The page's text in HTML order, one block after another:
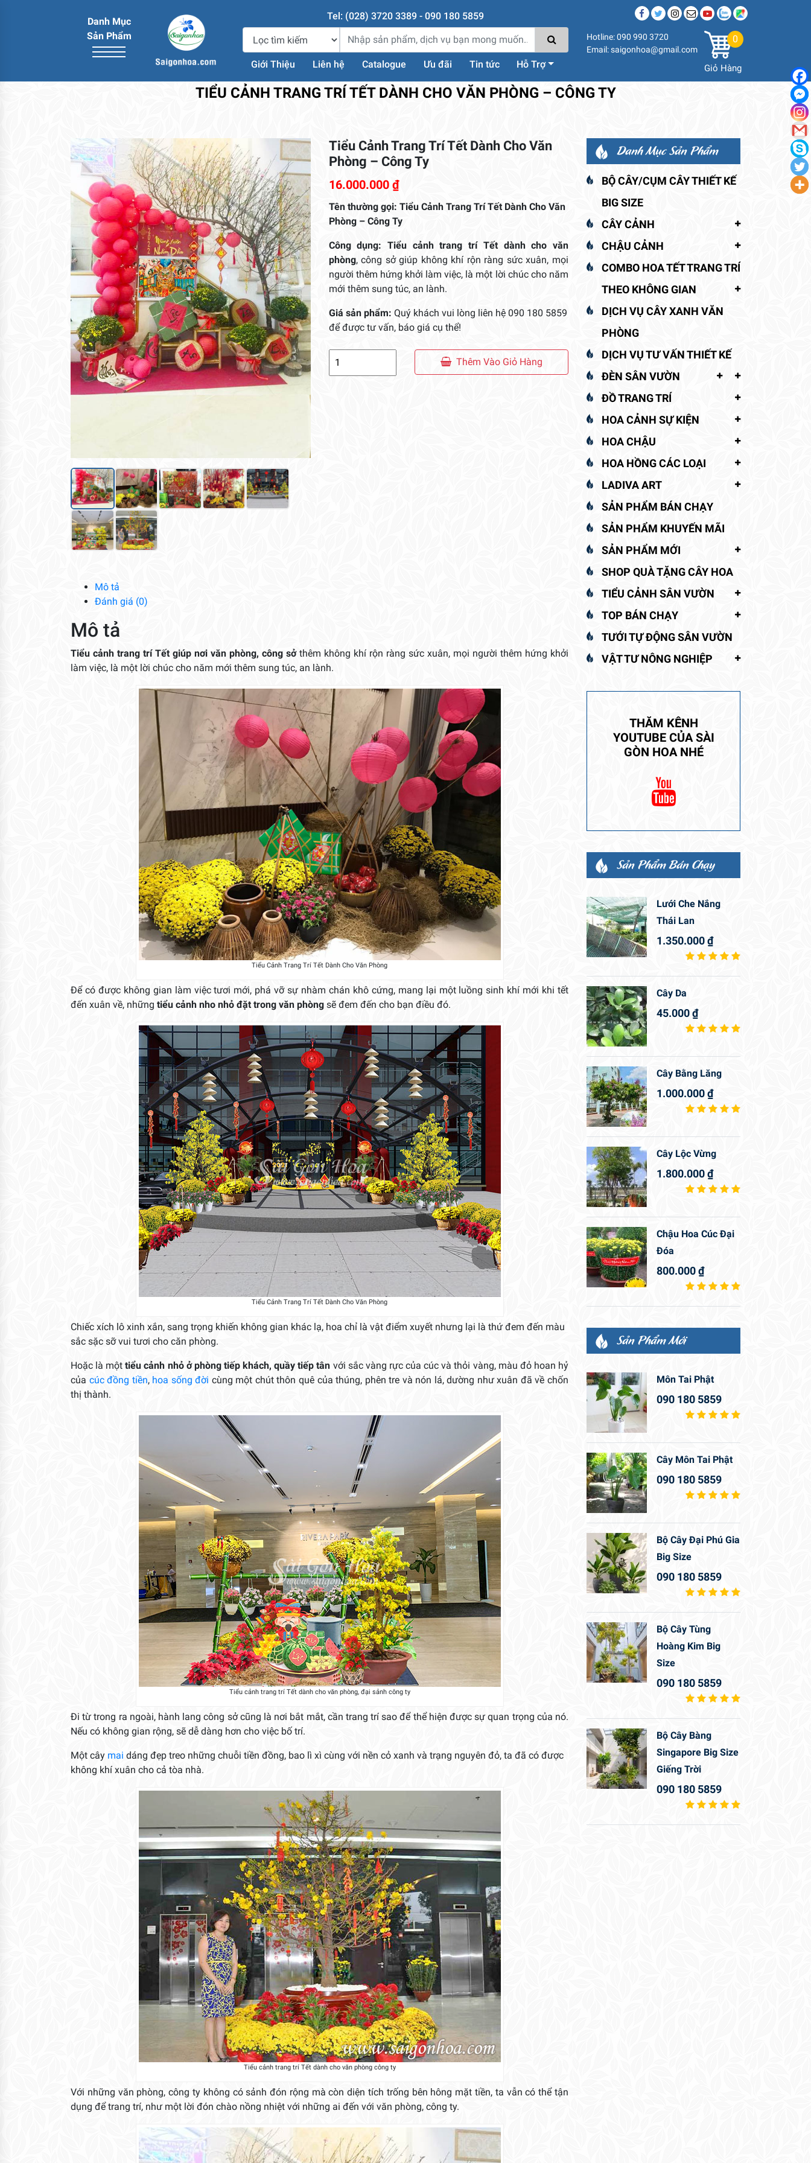
Danh Mục
Sản Phẩm
Tel: (028) 3720 3389 - 090 180 5859
Giới Thiệu Liên hệ Catalogue Ưu đãi Tin tức Hỗ Trợ
Hotline: 090 990 3720
Email: saigonhoa@gmail.com
0
Giỏ Hàng
TIỂU CẢNH TRANG TRÍ TẾT DÀNH CHO VĂN PHÒNG – CÔNG TY
Tiểu Cảnh Trang Trí Tết Dành Cho Văn
Phòng – Công Ty
16.000.000 ₫
Tên thường gọi: Tiểu Cảnh Trang Trí Tết Dành Cho Văn
Phòng – Công Ty
Công dụng: Tiểu cảnh trang trí Tết dành cho văn
phòng, công sở giúp không khí rộn ràng sức xuân, mọi
người thêm hứng khởi làm việc, là một lời chúc cho năm
mới thêm sung túc, an lành.
Giá sản phẩm: Quý khách vui lòng liên hệ 090 180 5859
để được tư vấn, báo giá cụ thể!
Thêm Vào Giỏ Hàng
Mô tả
Đánh giá (0)
Mô tả
Tiểu cảnh trang trí Tết giúp nơi văn phòng, công sởthêm không khí rộn ràng sức xuân, mọi người thêm hứng khởi
làm việc, là một lời chúc cho năm mới thêm sung túc, an lành.
Tiểu Cảnh Trang Trí Tết Dành Cho Văn Phòng
Để có được không gian làm việc tươi mới, phá vỡ sự nhàm chán khô cứng, mang lại một luồng sinh khí mới khi tết
đến xuân về, những tiểu cảnh nho nhỏ đặt trong văn phòng sẽ đem đến cho bạn điều đó.
Tiểu Cảnh Trang Trí Tết Dành Cho Văn Phòng
Chiếc xích lô xinh xắn, sang trọng khiến không gian khác lạ, hoa chỉ là vật điểm xuyết nhưng lại là thứ đem đến màu
sắc sặc sỡ vui tươi cho căn phòng.
Hoặc là mộttiểu cảnh nhỏ ở phòng tiếp khách, quầy tiếp tân với sắc vàng rực của cúc và thỏi vàng, màu đỏ hoan hỷ
của cúc đồng tiền, hoa sống đời cùng một chút thôn quê của thúng, phên tre và nón lá, dường như xuân đã về chốn
thị thành.
Tiểu cảnh trang trí Tết dành cho văn phòng, đại sảnh công ty
Đi từ trong ra ngoài, hành lang công sở cũng là nơi bắt mắt, cần trang trí sao để thể hiện được sự quan trọng của nó.
Nếu có không gian rộng, sẽ dễ dàng hơn cho việc bố trí.
Một cây mai dáng đẹp treo những chuỗi tiền đồng, bao lì xì cùng với nền cỏ xanh và trạng nguyên đỏ, ta đã có được
không khí xuân cho cả tòa nhà.
Tiểu cảnh trang trí Tết dành cho văn phòng công ty
Với những văn phòng, công ty không có sảnh đón rộng mà còn diện tích trống bên hông mặt tiền, ta vẫn có thể tận
dụng để trang trí, như một lời đón chào nồng nhiệt với những ai đến với văn phòng, công ty.
Danh Mục Sản Phẩm
BỘ CÂY/CỤM CÂY THIẾT KẾ
BIG SIZE
CÂY CẢNH
CHẬU CẢNH
COMBO HOA TẾT TRANG TRÍ
THEO KHÔNG GIAN
DỊCH VỤ CÂY XANH VĂN
PHÒNG
DỊCH VỤ TƯ VẤN THIẾT KẾ
ĐÈN SÂN VƯỜN
ĐỒ TRANG TRÍ
HOA CẢNH SỰ KIỆN
HOA CHẬU
HOA HỒNG CÁC LOẠI
LADIVA ART
SẢN PHẨM BÁN CHẠY
SẢN PHẨM KHUYẾN MÃI
SẢN PHẨM MỚI
SHOP QUÀ TẶNG CÂY HOA
TIỂU CẢNH SÂN VƯỜN
TOP BÁN CHẠY
TƯỚI TỰ ĐỘNG SÂN VƯỜN
VẬT TƯ NÔNG NGHIỆP
THĂM KÊNH
YOUTUBE CỦA SÀI
GÒN HOA NHÉ
Sản Phẩm Bán Chạy
Lưới Che Nắng
Thái Lan
1.350.000₫
Cây Da
45.000₫
Cây Bằng Lăng
1.000.000₫
Cây Lộc Vừng
1.800.000₫
Chậu Hoa Cúc Đại
Đóa
800.000₫
Sản Phẩm Mới
Môn Tai Phật
090 180 5859
Cây Môn Tai Phật
090 180 5859
Bộ Cây Đại Phú Gia
Big Size
090 180 5859
Bộ Cây Tùng
Hoàng Kim Big
Size
090 180 5859
Bộ Cây Bàng
Singapore Big Size
Giếng Trời
090 180 5859